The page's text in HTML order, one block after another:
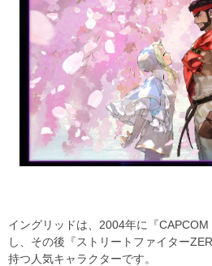
イングリッドは、2004年に『
し、その後『ストリートファイター
持つ人気キャラクターです。